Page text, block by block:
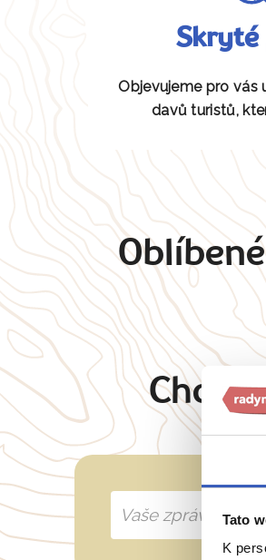
Tato
K
Skryté
Objevujeme pro vás
davů turistů,